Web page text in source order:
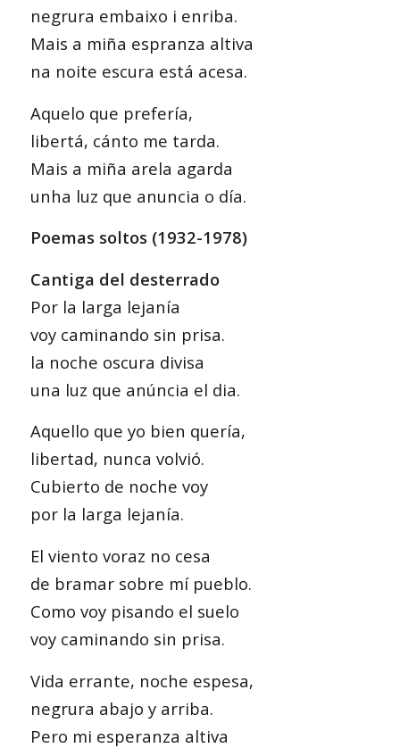
negrura embaixo i enriba.
Mais a miña espranza altiva
na noite escura está acesa.
Aquelo que prefería,
libertá, cánto me tarda.
Mais a miña arela agarda
unha luz que anuncia o día.
Poemas soltos (1932-1978)
Cantiga del desterrado
Por la larga lejanía
voy caminando sin prisa.
la noche oscura divisa
una luz que anúncia el dia.
Aquello que yo bien quería,
libertad, nunca volvió.
Cubierto de noche voy
por la larga lejanía.
El viento voraz no cesa
de bramar sobre mí pueblo.
Como voy pisando el suelo
voy caminando sin prisa.
Vida errante, noche espesa,
negrura abajo y arriba.
Pero mi esperanza altiva